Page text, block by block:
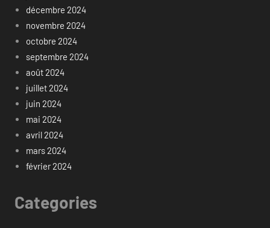
décembre 2024
novembre 2024
octobre 2024
septembre 2024
août 2024
juillet 2024
juin 2024
mai 2024
avril 2024
mars 2024
février 2024
Categories